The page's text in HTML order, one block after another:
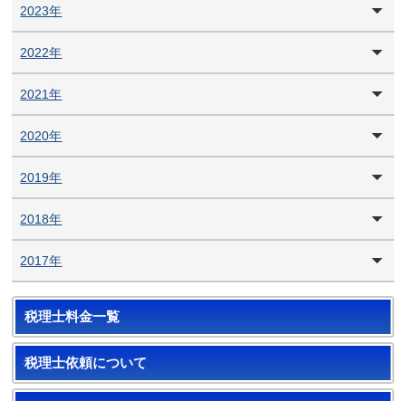
2023年
2022年
2021年
2020年
2019年
2018年
2017年
税理士料金一覧
税理士依頼について